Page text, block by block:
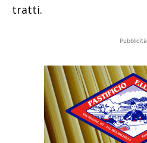
tratti.
Pubblicità